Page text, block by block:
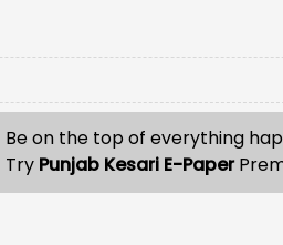
Be on the top of everything
Try Punjab Kesari E-Paper